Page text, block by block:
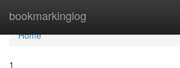
bookmarkinglog
Home
Home
1